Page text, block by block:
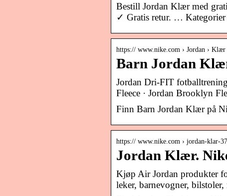
Bestill Jordan Klær med
✓ Gratis retur. …
https:// www.nike.com › Jordan › Klær
Barn Jordan
Jordan Dri-FIT
Fleece · Jordan Brooklyn
Finn Barn Jordan Klær på
https:// www.nike.com › jordan-klar-
Jordan Klær.
Kjøp Air Jordan produkter
leker, barnevogner,